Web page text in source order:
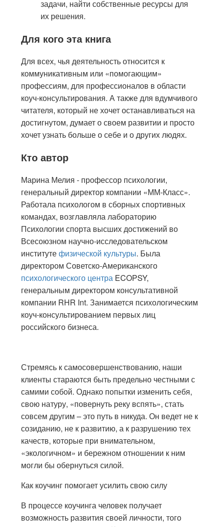
задачи, найти собственные ресурсы для
их решения.
Для кого эта книга
Для всех, чья деятельность относится к
коммуникативным или «помогающим»
профессиям, для профессионалов в области
коуч-консультирования. А также для вдумчивого
читателя, который не хочет останавливаться на
достигнутом, думает о своем развитии и просто
хочет узнать больше о себе и о других людях.
Кто автор
Марина Мелия - профессор психологии,
генеральный директор компании «ММ-Класс».
Работала психологом в сборных спортивных
командах, возглавляла лабораторию
Психологии спорта высших достижений во
Всесоюзном научно-исследовательском
институтефизической культуры. Была
директором Советско-Американского
психологического центра ECOPSY,
генеральным директором консультативной
компании RHR Int. Занимается психологическим
коуч-консультированием первых лиц
российского бизнеса.
Стремясь к самосовершенствованию, наши
клиенты стараются быть предельно честными с
самими собой. Однако попытки изменить себя,
свою натуру, «повернуть реку вспять», стать
совсем другим – это путь в никуда. Он ведет не к
созиданию, не к развитию, а к разрушению тех
качеств, которые при внимательном,
«экологичном» и бережном отношении к ним
могли бы обернуться силой.
Как коучинг помогает усилить свою силу
В процессе коучинга человек получает
возможность развития своей личности, того